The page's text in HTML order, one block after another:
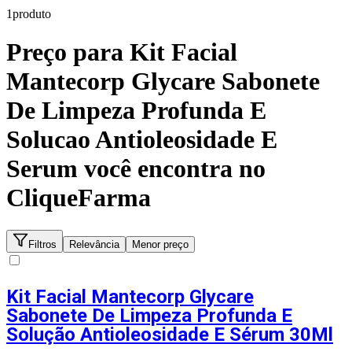
1produto
Preço para Kit Facial
Mantecorp Glycare Sabonete
De Limpeza Profunda E
Solucao Antioleosidade E
Serum você encontra no
CliqueFarma
Filtros Relevância Menor preço
Kit Facial Mantecorp Glycare
Sabonete De Limpeza Profunda E
Solução Antioleosidade E Sérum 30Ml